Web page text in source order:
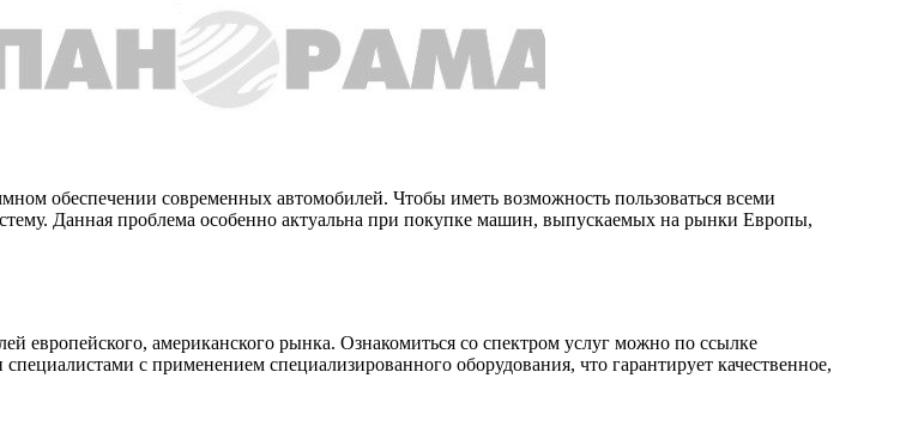
обеспечении современных автомобилей. Чтобы иметь возможность пользоваться всеми
Данная проблема особенно актуальна при покупке машин, выпускаемых на рынки Европы,
европейского, американского рынка. Ознакомиться со спектром услуг можно по ссылке
с применением специализированного оборудования, что гарантирует качественное,